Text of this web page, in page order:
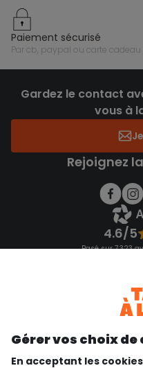
paiement sécurisé
par cb, paypal ou carte cadeau
Gardez le contact
vous à
Rejoignez
4.6/5
Basé sur 7 323
Gérer vos choix de
En acceptant les